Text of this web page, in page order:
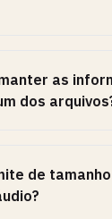
as
dos
de